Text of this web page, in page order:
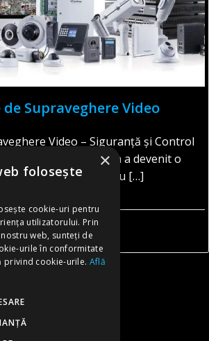
de Supraveghere Video
Video – Siguranță și Control
și Afaceri Securitatea a devenit o
esențială atât pentru […]
CITESTE MAI MULT
Page
1
×
folosește
cookie-uri pentru
utilizatorului. Prin
web, sunteți de
urile în conformitate
privind cookie-urile. Află